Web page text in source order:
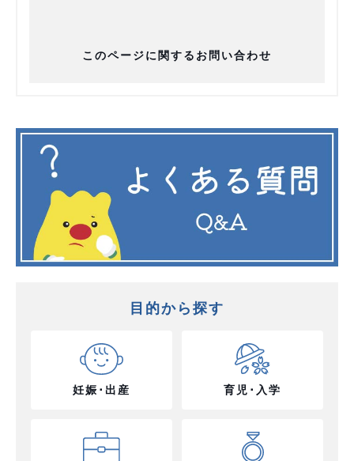
このページに関するお問い合わせ
目的から探す
妊娠･出産 育児･入学